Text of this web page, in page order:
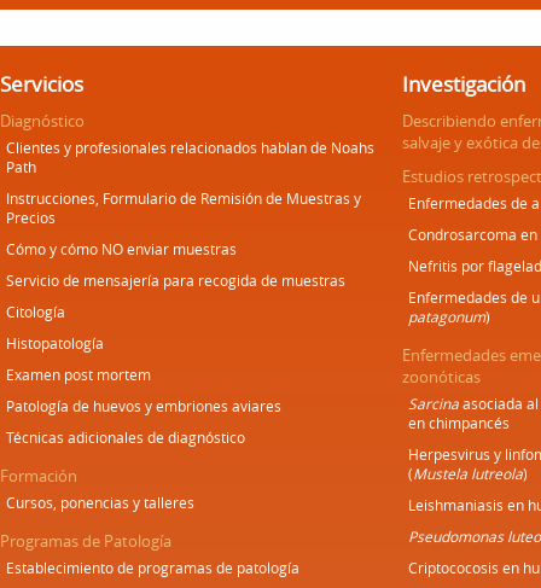
Servicios
Diagnóstico
Clientes y profesionales relacionados hablan de Noahs
Path
Instrucciones, Formulario de Remisión de Muestras y
Precios
Cómo y cómo NO enviar muestras
Servicio de mensajería para recogida de muestras
Citología
Histopatología
Examen post mortem
Patología de huevos y embriones aviares
Técnicas adicionales de diagnóstico
Formación
Cursos, ponencias y talleres
Programas de Patología
Establecimiento de programas de patología
Investigación
Describiendo
salvaje y exótica
Estudios
Enfermedades de
Condrosarcoma en
Nefritis por
Enfermedades de
patagonum)
Enfermedades
zoonóticas
Sarcinaasociada
en chimpancés
Herpesvirus y
(Mustela lutreola)
Leishmaniasis en
Pseudomonas
Criptococosis en